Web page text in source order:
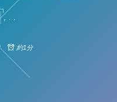
, …
約1分